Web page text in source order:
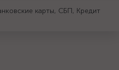
карты, СБП, Кредит